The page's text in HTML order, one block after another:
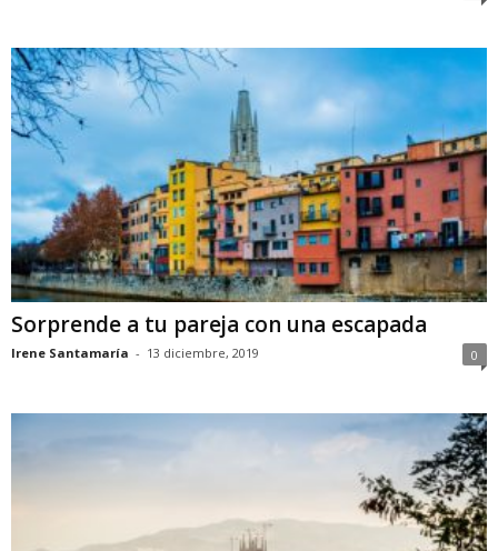
Sorprende a tu pareja con una escapada
Irene Santamaría - 13 diciembre, 2019 0